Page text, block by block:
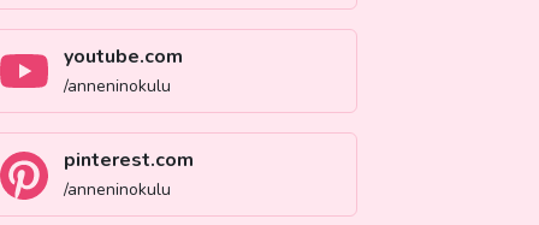
youtube.com
/anneninokulu
pinterest.com
/anneninokulu